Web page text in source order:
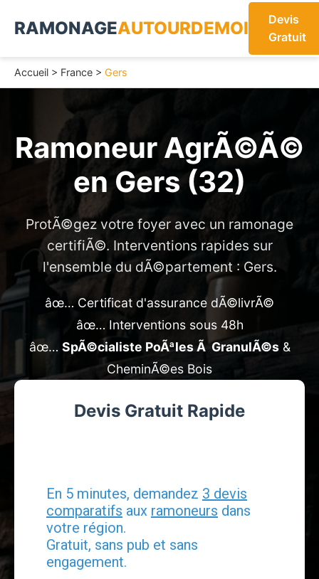
RAMONAGEAUTOURDEMOI
Devis
Gratuit
Accueil > France > Gers
Ramoneur AgrÃ©Ã©
enGers (32)
ProtÃ©gez votre foyer avec un ramonage
certifiÃ©. Interventions rapides sur
l'ensemble du dÃ©partement : Gers.
âœ… Certificat d'assurance dÃ©livrÃ©
âœ… Interventions sous 48h
âœ… SpÃ©cialiste PoÃªles Ã GranulÃ©s&
CheminÃ©es Bois
Devis Gratuit Rapide
En 5 minutes, demandez 3 devis
comparatifs aux ramoneurs dans
votre région.
Gratuit, sans pub et sans
engagement.